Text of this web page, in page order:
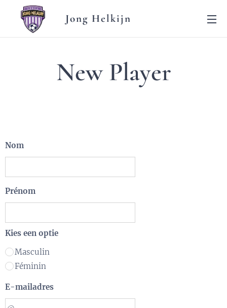
Jong Helkijn
New Player
Nom
Prénom
Kies een optie
Masculin
Féminin
E-mailadres